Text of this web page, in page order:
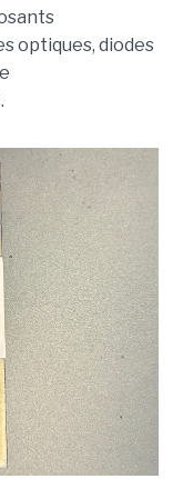
optiques, diodes